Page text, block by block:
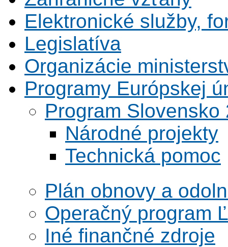
Elektronické služby,
Legislatíva
Organizácie
Programy Európskej
Program Slovensko
Národné projekty
Technická pomoc
Plán obnovy a
Operačný program
Iné finančné zdroje